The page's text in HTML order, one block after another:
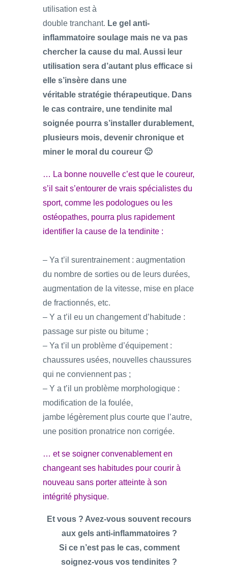
utilisation est à
double tranchant. Le gel anti-
inflammatoire soulage mais ne va pas
chercher la cause du mal. Aussi leur
utilisation sera d’autant plus efficace si
elle s’insère dans une
véritable stratégie thérapeutique. Dans
le cas contraire, une tendinite mal
soignée pourra s’installer durablement,
plusieurs mois, devenir chronique et
miner le moral du coureur 🙁
… La bonne nouvelle c’est que le coureur,
s’il sait s’entourer de vrais spécialistes du
sport, comme les podologues ou les
ostéopathes, pourra plus rapidement
identifier la cause de la tendinite :
– Ya t’il surentrainement : augmentation
du nombre de sorties ou de leurs durées,
augmentation de la vitesse, mise en place
de fractionnés, etc.
– Y a t’il eu un changement d’habitude :
passage sur piste ou bitume ;
– Ya t’il un problème d’équipement :
chaussures usées, nouvelles chaussures
qui ne conviennent pas ;
– Y a t’il un problème morphologique :
modification de la foulée,
jambe légèrement plus courte que l’autre,
une position pronatrice non corrigée.
… et se soigner convenablement en
changeant ses habitudes pour courir à
nouveau sans porter atteinte à son
intégrité physique.
Et vous ? Avez-vous souvent recours
aux gels anti-inflammatoires ?
Si ce n’est pas le cas, comment
soignez-vous vos tendinites ?